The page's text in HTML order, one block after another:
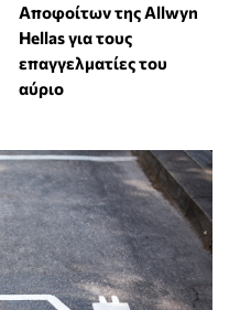
Αποφοίτων της Allwyn
Hellas για τους
επαγγελματίες του
αύριο